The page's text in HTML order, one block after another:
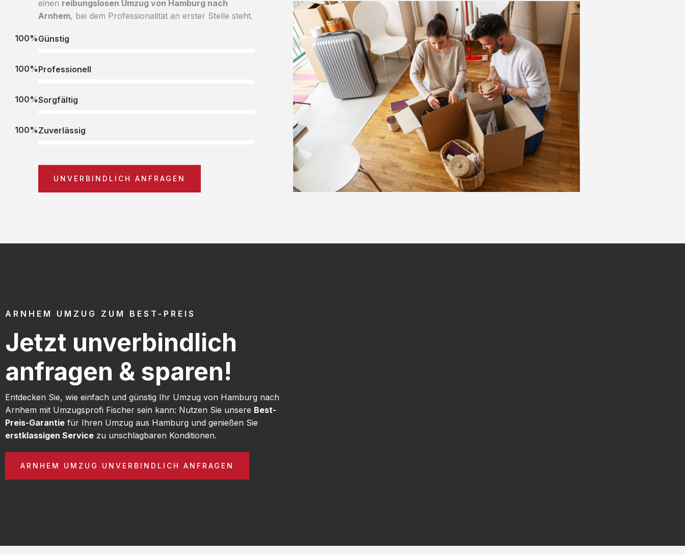
einen reibungslosen Umzug von Hamburg nach
Arnhem, bei dem Professionalität an erster Stelle steht.
Günstig
100%
Professionell
100%
Sorgfältig
100%
Zuverlässig
100%
UNVERBINDLICH ANFRAGEN
ARNHEM UMZUG ZUM BEST-PREIS
Jetzt unverbindlich
anfragen & sparen!
Entdecken Sie, wie einfach und günstig Ihr Umzug von Hamburg nach
Arnhem mit Umzugsprofi Fischer sein kann: Nutzen Sie unsere Best-
Preis-Garantie für Ihren Umzug aus Hamburg und genießen Sie
erstklassigen Service zu unschlagbaren Konditionen.
ARNHEM UMZUG UNVERBINDLICH ANFRAGEN